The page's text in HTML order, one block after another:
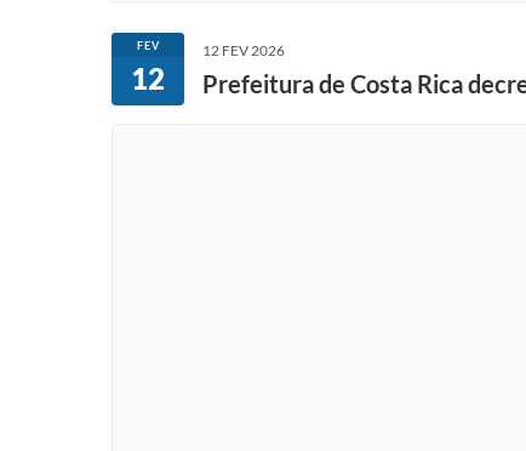
FEV
12
12 FEV 2026
Prefeitura de Costa Rica